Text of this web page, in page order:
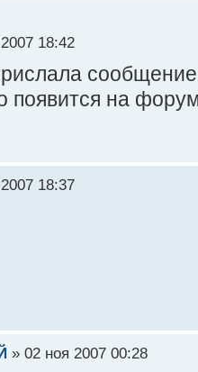
18:42
появится на
18:37
» 02 ноя 2007 00:28